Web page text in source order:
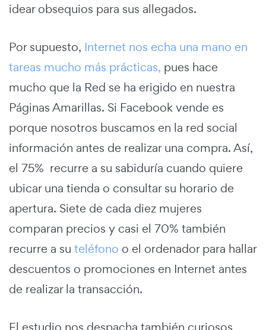
idear obsequios para sus allegados.
Por supuesto, Internet nos echa una mano en
tareas mucho más prácticas, pues hace
mucho que la Red se ha erigido en nuestra
Páginas Amarillas. Si Facebook vende es
porque nosotros buscamos en la red social
información antes de realizar una compra. Así,
el 75% recurre a su sabiduría cuando quiere
ubicar una tienda o consultar su horario de
apertura. Siete de cada diez mujeres
comparan precios y casi el 70% también
recurre a su teléfono o el ordenador para hallar
descuentos o promociones en Internet antes
de realizar la transacción.